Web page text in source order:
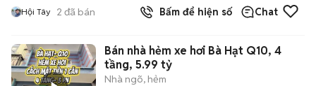
Hội Tây 2 đã bán Bấm để hiện số Chat
Bán nhà hẻm xe hơi Bà Hạt Q10, 4
tầng, 5.99 tỷ
Nhà ngõ, hẻm